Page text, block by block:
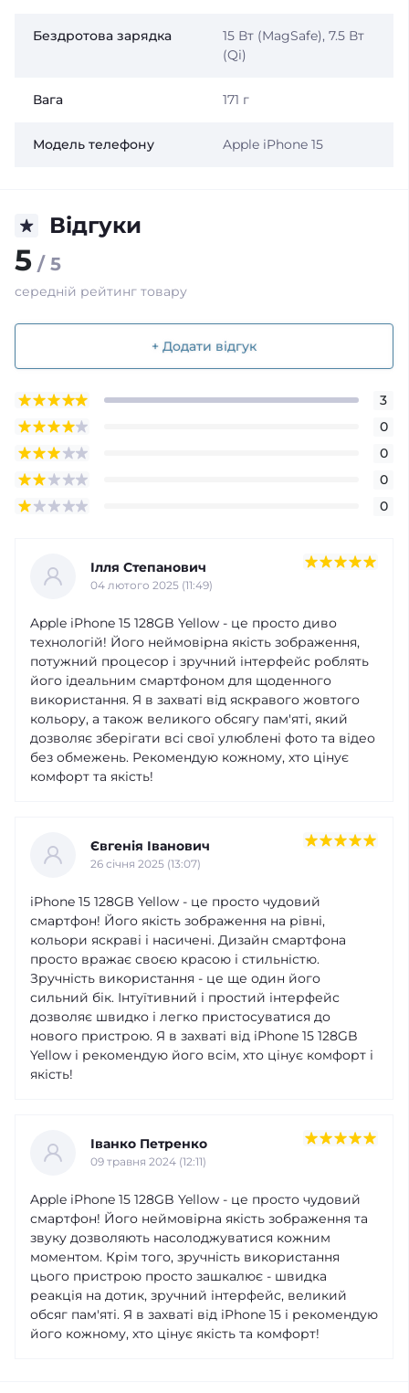
Бездротова зарядка
15 Вт (MagSafe), 7.5 Вт
(Qi)
Вага 171 г
Модель телефону Apple iPhone 15
Відгуки
5 / 5
середній рейтинг товару
+ Додати відгук
3
0
0
0
0
Ілля Степанович
04 лютого 2025 (11:49)
Apple iPhone 15 128GB Yellow - це просто диво
технологій! Його неймовірна якість зображення,
потужний процесор і зручний інтерфейс роблять
його ідеальним смартфоном для щоденного
використання. Я в захваті від яскравого жовтого
кольору, а також великого обсягу пам'яті, який
дозволяє зберігати всі свої улюблені фото та відео
без обмежень. Рекомендую кожному, хто цінує
комфорт та якість!
Євгенія Іванович
26 cічня 2025 (13:07)
iPhone 15 128GB Yellow - це просто чудовий
смартфон! Його якість зображення на рівні,
кольори яскраві і насичені. Дизайн смартфона
просто вражає своєю красою і стильністю.
Зручність використання - це ще один його
сильний бік. Інтуїтивний і простий інтерфейс
дозволяє швидко і легко пристосуватися до
нового пристрою. Я в захваті від iPhone 15 128GB
Yellow і рекомендую його всім, хто цінує комфорт і
якість!
Іванко Петренко
09 травня 2024 (12:11)
Apple iPhone 15 128GB Yellow - це просто чудовий
смартфон! Його неймовірна якість зображення та
звуку дозволяють насолоджуватися кожним
моментом. Крім того, зручність використання
цього пристрою просто зашкалює - швидка
реакція на дотик, зручний інтерфейс, великий
обсяг пам'яті. Я в захваті від iPhone 15 і рекомендую
його кожному, хто цінує якість та комфорт!